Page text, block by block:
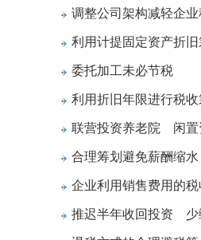
调整公司架构减轻企业
利用计提固定资产折旧
委托加工未必节税
利用折旧年限进行税收
联营投资养老院 闲置
合理筹划避免薪酬缩水
企业利用销售费用的税
推迟半年收回投资 少